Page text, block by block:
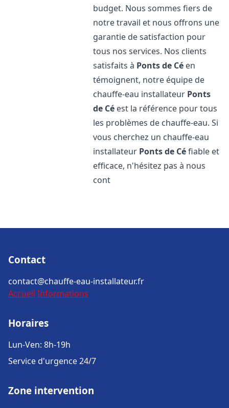
budget. Nous sommes fiers de
notre travail et nous offrons une
garantie de satisfaction pour
tous nos services. Nos clients
satisfaits à Ponts de Cé en
témoignent, notre équipe de
chauffe-eau installateur Ponts
de Cé est la référence pour tous
les problèmes de chauffe-eau. Si
vous cherchez un chauffe-eau
installateur Ponts de Céfiable et
efficace, n'hésitez pas à nous
cont
Contact
contact@chauffe-eau-installateur.fr
Accueil Informations
Horaires
Lun-Ven: 8h-19h
Service d'urgence 24/7
Zone intervention